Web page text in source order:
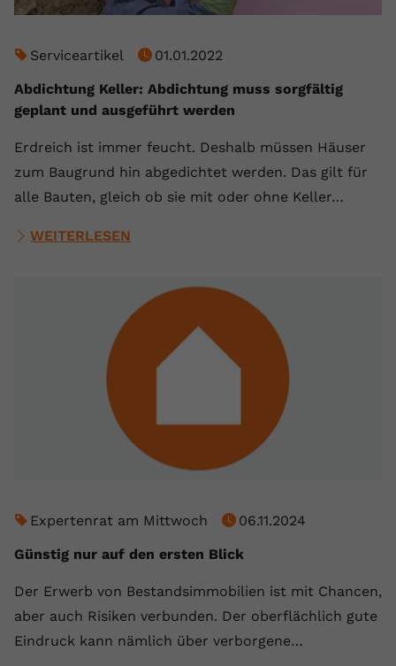
Serviceartikel
01.01.2022
Abdichtung Keller: Abdichtung muss sorgfältig
geplant und ausgeführt werden
Erdreich ist immer feucht. Deshalb müssen Häuser
zum Baugrund hin abgedichtet werden. Das gilt für
alle Bauten, gleich ob sie mit oder ohne Keller…
WEITERLESEN
Expertenrat am Mittwoch
06.11.2024
Günstig nur auf den ersten Blick
Der Erwerb von Bestandsimmobilien ist mit Chancen,
aber auch Risiken verbunden. Der oberflächlich gute
Eindruck kann nämlich über verborgene…